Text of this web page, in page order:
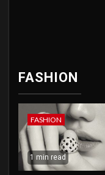
FASHION
FASHION
1 min read